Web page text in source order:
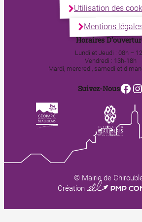
Utilisation des
Mentions
Horaires
Lundi et Jeudi : 08h –
Vendredi : 13h-18h
Mardi, mercredi, samedi et
Suivez-Nous
© Mairie de
Création 0123 PMP